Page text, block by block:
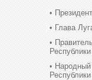
Глава
Республики
Республики